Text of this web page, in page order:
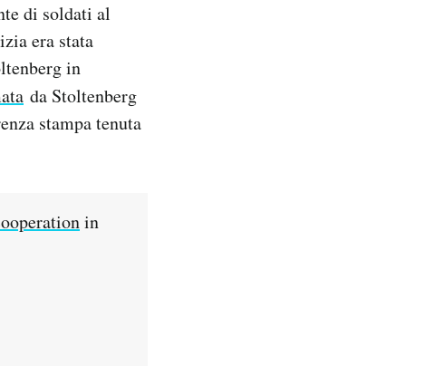
di soldati al
era stata
in
da Stoltenberg
stampa tenuta
in